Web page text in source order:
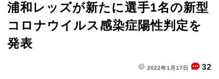
浦和レッズが新たに選手1名の新型
コロナウイルス感染症陽性判定を
発表
2022年1月17日 32